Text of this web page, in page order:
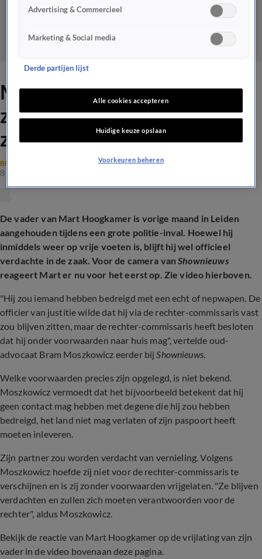
Mart Hoogkamer spreekt
zich uit over vrijlating van
zijn vader na politieactie
BN'ERS
8 juni 2026, 20:48
De vader van Mart Hoogkamer is vorige maand in Leiden
aangehouden tijdens een grote politie-inval. Hoewel hij
inmiddels weer op vrije voeten is, blijft hij wel officieel
verdachte in de zaak. Voor de camera vanShownieuws
reageert Mart er nu voor het eerst op. Zie video hierboven.
"Hij zou iemand hebben bedreigd met een echt of nepwapen. De
officier van justitie wilde dat hij via de rechter-commissaris vast
zou blijven zitten, maar de rechter-commissaris heeft besloten
dat hij onder voorwaarden naar huis mag", vertelde oud-
advocaat Bram Moszkowicz eerder bijShownieuws.
Welke voorwaarden precies zijn opgelegd, is niet bekend.
Moszkowicz vermoedt dat het bijvoorbeeld betekent dat hij
geen contact mag hebben met degene die hij zou hebben
bedreigd, het land niet mag verlaten of zijn paspoort heeft
moeten inleveren.
Zijn partner zou worden verdacht van vernieling. Volgens
Moszkowicz hoefde zij niet voor de rechter-commissaris te
verschijnen en is zij zonder voorwaarden vrijgelaten. "Ze blijven
verdachten en zullen zich moeten verantwoorden voor de
rechter", aldus Moszkowicz.
Bekijk de reactie van Mart Hoogkamer op de vrijlating van zijn
vader in de video bovenaan deze pagina.
Advertising & Commercieel
Marketing & Social media
Derde partijen lijst
Alle cookies accepteren
Huidige keuze opslaan
Voorkeuren beheren